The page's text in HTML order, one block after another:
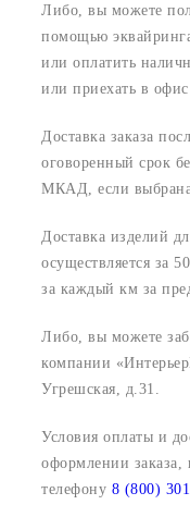
Либо, вы можете
помощью
или оплатить
или приехать в
Доставка заказа
оговоренный срок
МКАД, если выбрана
Доставка изделий
осуществляется за
за каждый км за
Либо, вы можете
компании
Угрешская, д.31.
Условия оплаты и
оформлении заказа,
телефону 8 (800)